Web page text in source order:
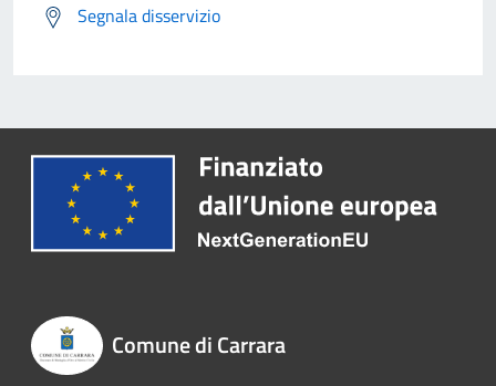
Segnala disservizio
Comune di Carrara